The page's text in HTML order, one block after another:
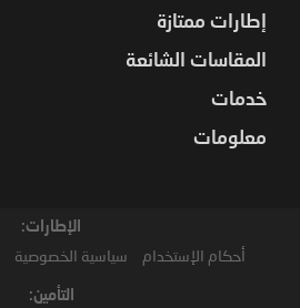
إطارات ممتازة
المقاسات الشائعة
خدمات
معلومات
الإطارات:
أحكام الإستخدام سياسية الخصوصية
التأمين: